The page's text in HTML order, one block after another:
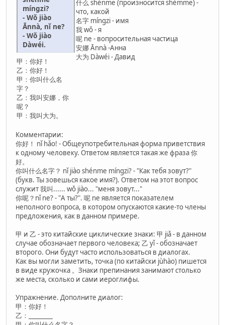
míngzi?
- Wǒ jiào
Ānnà, nǐ ne?
- Wǒ jiào
Dàwéi.
甲：你好！
乙：你好！
甲：你叫什么名
字？
乙：我叫安娜，你
呢？
甲：我叫大为。
什么 shénme (произносится shémme) -
что, какой
名字 míngzi - имя
我 wǒ - я
呢 ne - вопросительная частица
安娜 Ānnà -Анна
大为 Dàwéi - Давид
Комментарии:
你好！ nǐ hǎo! - Общеупотребительная форма приветствия
к одному человеку. Ответом является такая же фраза 你
好。
你叫什么名字？ nǐ jiào shénme míngzi? - "Как тебя зовут?"
(букв. Ты зовешься какое имя?). Ответом на этот вопрос
служит 我叫...... wǒ jiào... "меня зовут..."
你呢？nǐ ne? - "А ты?". 呢 ne является показателем
неполного вопроса, в котором опускаются какие-то члены
предложения, как в данном примере.
甲 и 乙 - это китайские циклические знаки: 甲 jiǎ - в данном
случае обозначает первого человека; 乙 yǐ - обозначает
второго. Они будут часто использоваться в диалогах.
Как вы могли заметить, точка (по китайски jùhào) пишется
в виде кружочка 。Знаки препинания занимают столько
же места, сколько и сами иероглифы.
Упражнение. Дополните диалог:
甲：你好！
乙：________